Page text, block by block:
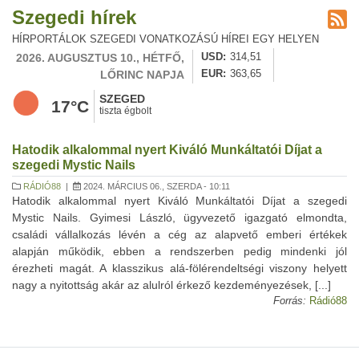
Szegedi hírek
HÍRPORTÁLOK SZEGEDI VONATKOZÁSÚ HÍREI EGY HELYEN
2026. AUGUSZTUS 10., HÉTFŐ,
LŐRINC NAPJA
USD
314,51
EUR
363,65
17°C SZEGED
tiszta égbolt
Hatodik alkalommal nyert Kiváló Munkáltatói Díjat a
szegedi Mystic Nails
RÁDIÓ88 | 2024. MÁRCIUS 06., SZERDA - 10:11
Hatodik alkalommal nyert Kiváló Munkáltatói Díjat a szegedi
Mystic Nails. Gyimesi László, ügyvezető igazgató elmondta,
családi vállalkozás lévén a cég az alapvető emberi értékek
alapján működik, ebben a rendszerben pedig mindenki jól
érezheti magát. A klasszikus alá-fölérendeltségi viszony helyett
nagy a nyitottság akár az alulról érkező kezdeményezések, [...]
Forrás: Rádió88